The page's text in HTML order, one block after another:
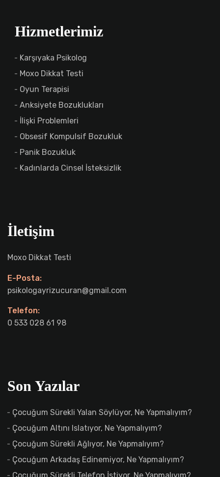
Hizmetlerimiz
Karşıyaka Psikolog
Moxo Dikkat Testi
Oyun Terapisi
Anksiyete Bozuklukları
İlişki Problemleri
Obsesif Kompulsif Bozukluk
Panik Bozukluk
Kadınlarda Cinsel İsteksizlik
İletişim
Moxo Dikkat Testi
E-Posta:
psikologayrizucuran@gmail.com
Telefon:
0 533 028 61 98
Son Yazılar
Çocuğum Sürekli Yalan Söylüyor, Ne Yapmalıyım?
Çocuğum Altını Islatıyor, Ne Yapmalıyım?
Çocuğum Sürekli Ağlıyor, Ne Yapmalıyım?
Çocuğum Arkadaş Edinemiyor, Ne Yapmalıyım?